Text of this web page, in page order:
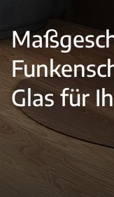
Glas für